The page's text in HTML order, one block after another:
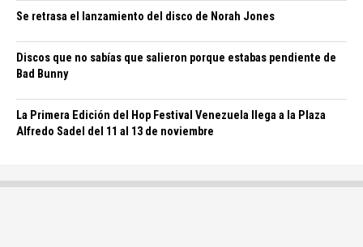
Se retrasa el lanzamiento del disco de Norah Jones
Discos que no sabías que salieron porque estabas pendiente de
Bad Bunny
La Primera Edición del Hop Festival Venezuela llega a la Plaza
Alfredo Sadel del 11 al 13 de noviembre